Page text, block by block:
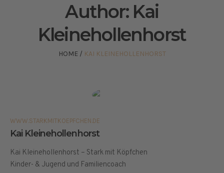
Author: Kai
Kleinehollenhorst
HOME / KAI KLEINEHOLLENHORST
WWW.STARKMITKOEPFCHEN.DE
Kai Kleinehollenhorst
Kai Kleinehollenhorst – Stark mit Köpfchen
Kinder- & Jugend und Familiencoach